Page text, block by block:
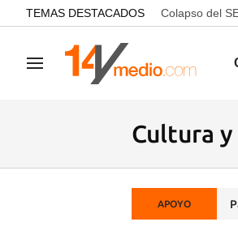
common.go-to-content
TEMAS DESTACADOS Colapso del
Navegación
Cultura y
APOYO